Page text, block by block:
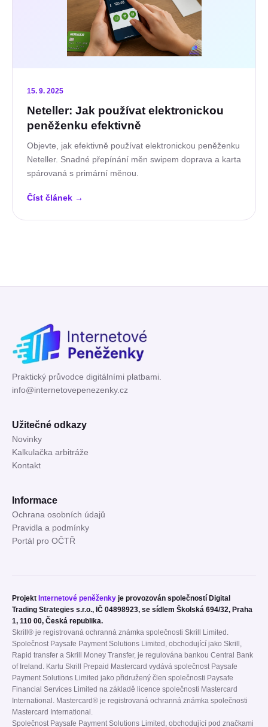
15. 9. 2025
Neteller: Jak používat elektronickou
peněženku efektivně
Objevte, jak efektivně používat elektronickou peněženku
Neteller. Snadné přepínání měn swipem doprava a karta
spárovaná s primární měnou.
Číst článek →
Praktický průvodce digitálními platbami.
info@internetovepenezenky.cz
Užitečné odkazy
Novinky
Kalkulačka arbitráže
Kontakt
Informace
Ochrana osobních údajů
Pravidla a podmínky
Portál pro OČTŘ
Projekt Internetové peněženky je provozován společností Digital
Trading Strategies s.r.o., IČ 04898923, se sídlem Školská 694/32, Praha
1, 110 00, Česká republika.
Skrill® je registrovaná ochranná známka společnosti Skrill Limited.
Společnost Paysafe Payment Solutions Limited, obchodující jako Skrill,
Rapid transfer a Skrill Money Transfer, je regulována bankou Central Bank
of Ireland. Kartu Skrill Prepaid Mastercard vydává společnost Paysafe
Payment Solutions Limited jako přidružený člen společnosti Paysafe
Financial Services Limited na základě licence společnosti Mastercard
International. Mastercard® je registrovaná ochranná známka společnosti
Mastercard International.
Společnost Paysafe Payment Solutions Limited, obchodující pod značkami